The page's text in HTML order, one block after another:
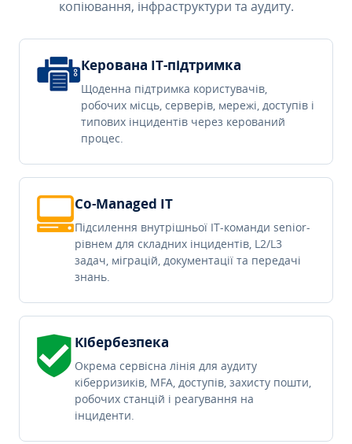
копіювання, інфраструктури та аудиту.
Керована IT-підтримка
Щоденна підтримка користувачів,
робочих місць, серверів, мережі, доступів і
типових інцидентів через керований
процес.
Co-Managed IT
Підсилення внутрішньої IT-команди senior-
рівнем для складних інцидентів, L2/L3
задач, міграцій, документації та передачі
знань.
Кібербезпека
Окрема сервісна лінія для аудиту
кіберризиків, MFA, доступів, захисту пошти,
робочих станцій і реагування на
інциденти.